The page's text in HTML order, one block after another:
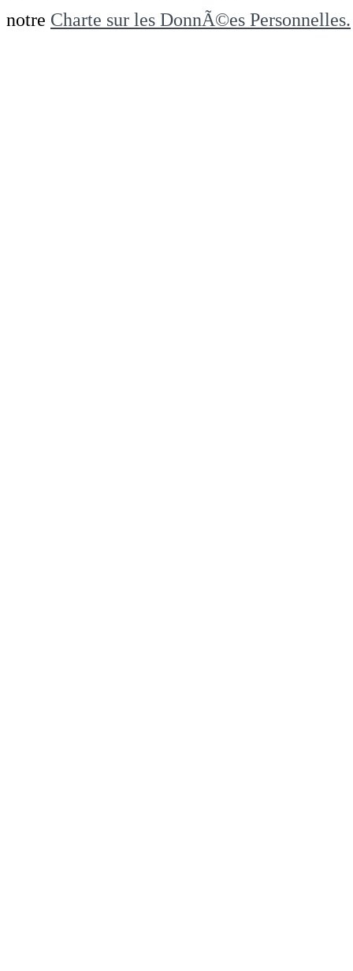
notre Charte sur les DonnÃ©es Personnelles.